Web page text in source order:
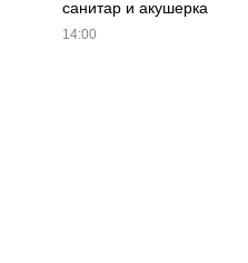
санитар и акушерка
14:00